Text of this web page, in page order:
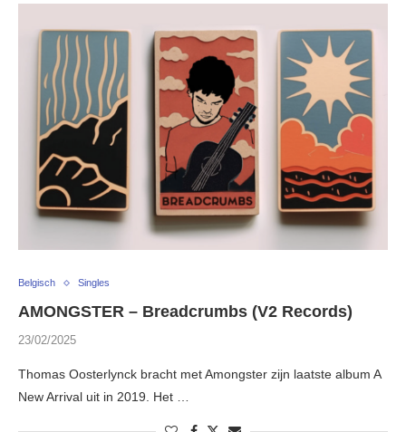
Belgisch Singles
AMONGSTER – Breadcrumbs (V2 Records)
23/02/2025
Thomas Oosterlynck bracht met Amongster zijn laatste album A
New Arrival uit in 2019. Het …